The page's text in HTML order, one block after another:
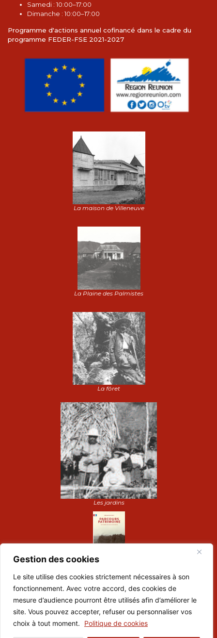
Gestion des cookies
Le site utilise des cookies strictement nécessaires à son
fonctionnement. Avec votre accord, des cookies de
mesure d’audience pourront être utilisés afin d’améliorer le
site. Vous pouvez accepter, refuser ou personnaliser vos
choix à tout moment.
Politique de cookies
Samedi : 10:00–17:00
Dimanche : 10:00–17:00
Programme d'actions annuel cofinancé dans le cadre du
programme FEDER-FSE 2021-2027
La maison de Villeneuve
La Plaine des Palmistes
La fôret
Les jardins
Dépliant de visite :
Préparez votre visite
Suivez-nous :